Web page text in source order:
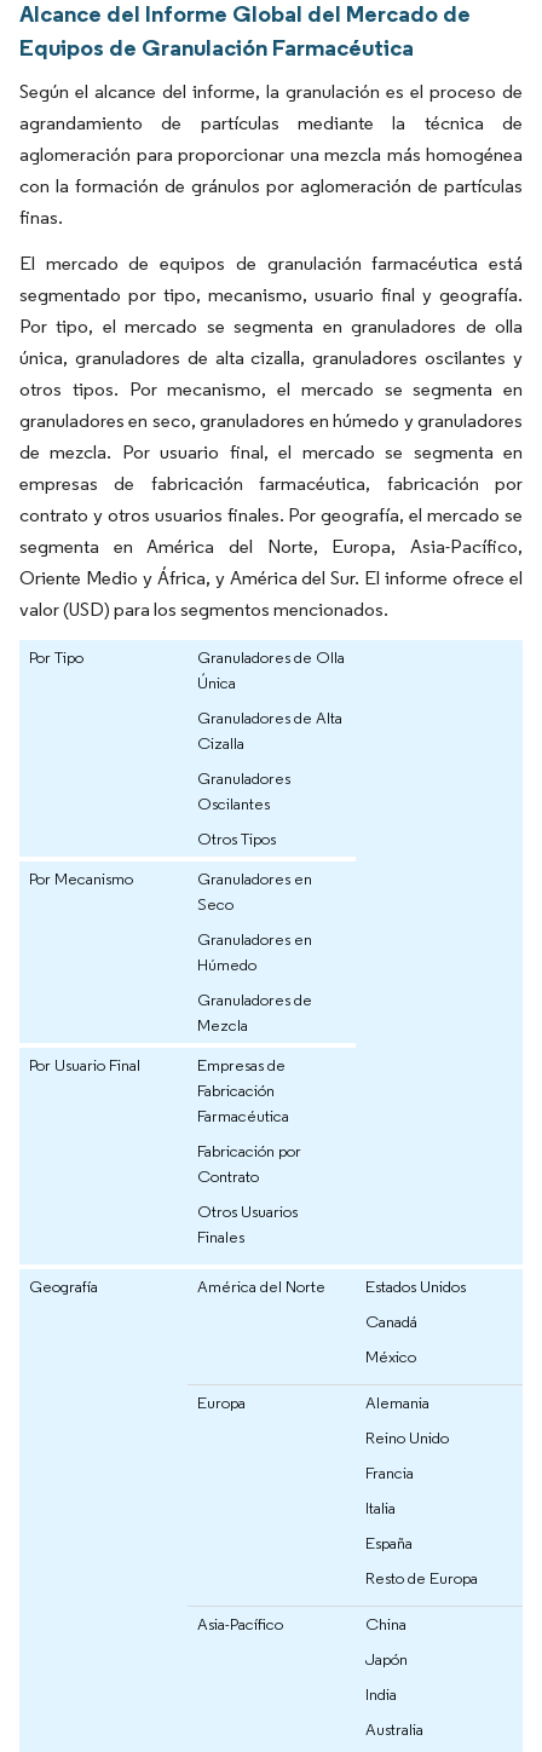
Alcance del Informe Global del Mercado de
Equipos de Granulación Farmacéutica
Según el alcance del informe, la granulación es el proceso de
agrandamiento de partículas mediante la técnica de
aglomeración para proporcionar una mezcla más homogénea
con la formación de gránulos por aglomeración de partículas
finas.
El mercado de equipos de granulación farmacéutica está
segmentado por tipo, mecanismo, usuario final y geografía.
Por tipo, el mercado se segmenta en granuladores de olla
única, granuladores de alta cizalla, granuladores oscilantes y
otros tipos. Por mecanismo, el mercado se segmenta en
granuladores en seco, granuladores en húmedo y granuladores
de mezcla. Por usuario final, el mercado se segmenta en
empresas de fabricación farmacéutica, fabricación por
contrato y otros usuarios finales. Por geografía, el mercado se
segmenta en América del Norte, Europa, Asia-Pacífico,
Oriente Medio y África, y América del Sur. El informe ofrece el
valor (USD) para los segmentos mencionados.
Por Tipo
Granuladores de Olla
Única
Granuladores de Alta
Cizalla
Granuladores
Oscilantes
Otros Tipos
Por Mecanismo
Granuladores en
Seco
Granuladores en
Húmedo
Granuladores de
Mezcla
Por Usuario Final
Empresas de
Fabricación
Farmacéutica
Fabricación por
Contrato
Otros Usuarios
Finales
Geografía América del Norte
Estados Unidos
Canadá
México
Europa
Alemania
Reino Unido
Francia
Italia
España
Resto de Europa
Asia-Pacífico
China
Japón
India
Australia